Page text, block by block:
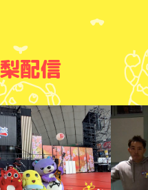
配信